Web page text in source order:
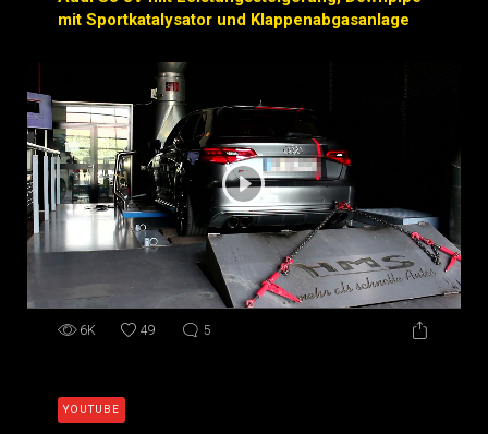
mit Sportkatalysator und Klappenabgasanlage
6K 49 5
YOUTUBE